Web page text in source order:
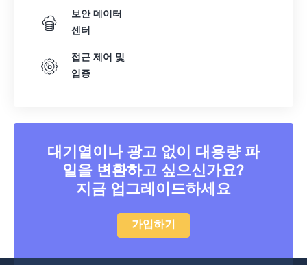
보안 데이터
센터
접근 제어 및
입증
대기열이나 광고 없이 대용량 파
일을 변환하고 싶으신가요?
지금 업그레이드하세요
가입하기